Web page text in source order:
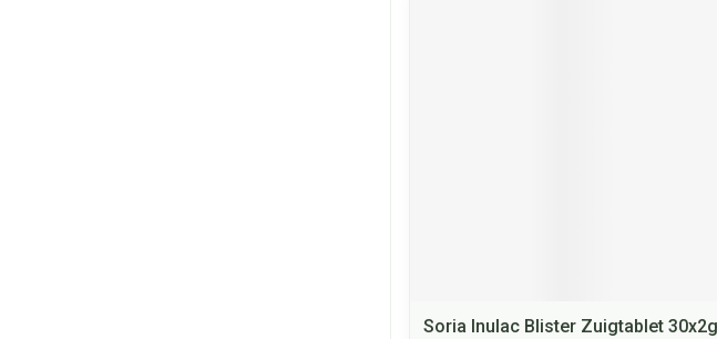
Soria Inulac Blister Zuigtablet 30x2g